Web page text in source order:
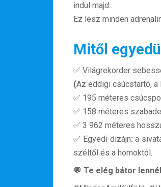
indul majd.
Ez lesz minden
Mitől
✅ Világrekorder
(Az eddigi csúcstartó, a
✅ 195 méteres
✅ 158 méteres
✅ 3 962 méteres
✅ Egyedi dizájn: a
széltől és a homoktól.
💬 Te elég bátor